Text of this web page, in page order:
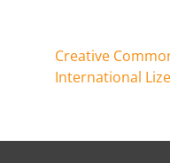
Creative
International